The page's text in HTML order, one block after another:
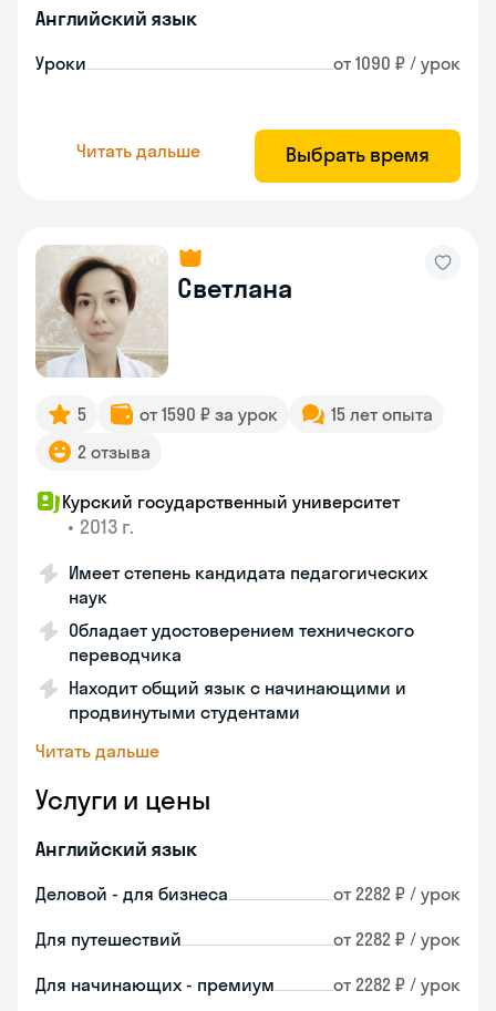
Английский язык
Уроки от 1090 ₽ / урок
Читать дальше Выбрать время
Светлана
5 от 1590 ₽ за урок
15 лет опыта
2 отзыва
Курский государственный университет
• 2013 г.
Имеет степень кандидата педагогических
наук
Обладает удостоверением технического
переводчика
Находит общий язык с начинающими и
продвинутыми студентами
Читать дальше
Услуги и цены
Английский язык
Деловой - для бизнеса от 2282 ₽ / урок
Для путешествий от 2282 ₽ / урок
Для начинающих - премиум от 2282 ₽ / урок